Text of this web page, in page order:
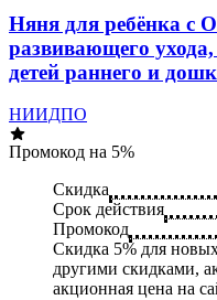
Няня для ребёнка с
развивающего
детей раннего и
НИИДПО
Промокод на 5%
Скидка
Срок действия
Промокод
Скидка 5% для
другими скидками,
акционная цена на